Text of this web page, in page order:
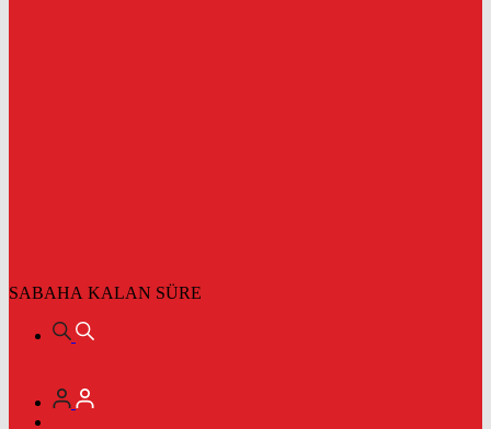
SABAHA KALAN SÜRE